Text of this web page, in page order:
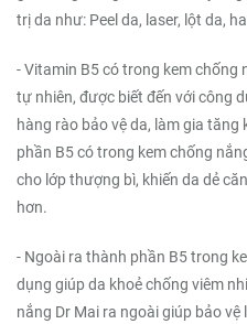
trị da như: Peel da, laser, lột da,
- Vitamin B5 có trong kem chống
tự nhiên, được biết đến với công
hàng rào bảo vệ da, làm gia
phần B5 có trong kem chống
cho lớp thượng bì, khiến da dẻ
hơn.
- Ngoài ra thành phần B5 trong
dụng giúp da khoẻ chống viêm
nắng Dr Mai ra ngoài giúp bảo